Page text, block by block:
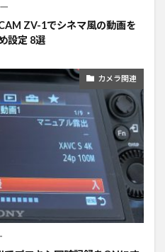
ZV-1でシネマ風の動画を
設定 8選
カメラ関連